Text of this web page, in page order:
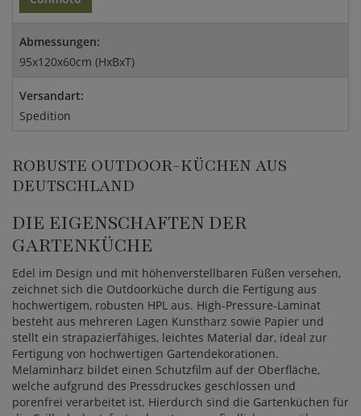
Abmessungen:
95x120x60cm (HxBxT)
Versandart:
Spedition
ROBUSTE OUTDOOR-KÜCHEN AUS
DEUTSCHLAND
DIE EIGENSCHAFTEN DER
GARTENKÜCHE
Edel im Design und mit höhenverstellbaren Füßen versehen,
zeichnet sich die Outdoorküche durch die Fertigung aus
hochwertigem, robusten HPL aus. High-Pressure-Laminat
besteht aus mehreren Lagen Kunstharz sowie Papier und
stellt ein strapazierfähiges, leichtes Material dar, ideal zur
Fertigung von hochwertigen Gartendekorationen.
Melaminharz bildet einen Schutzfilm auf der Oberfläche,
welche aufgrund des Pressdruckes geschlossen und
porenfrei verarbeitet ist. Hierdurch sind die Gartenküchen für